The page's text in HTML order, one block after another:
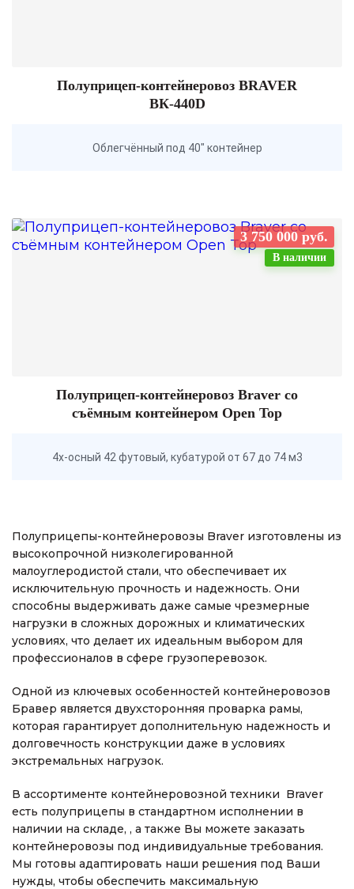
Полуприцеп-контейнеровоз BRAVER
BК-440D
Облегчённый под 40" контейнер
3 750 000 руб.
В наличии
Полуприцеп-контейнеровоз Braver со
съёмным контейнером Open Top
4х-осный 42 футовый, кубатурой от 67 до 74 м3
Полуприцепы-контейнеровозы Braver изготовлены из
высокопрочной низколегированной
малоуглеродистой стали, что обеспечивает их
исключительную прочность и надежность. Они
способны выдерживать даже самые чрезмерные
нагрузки в сложных дорожных и климатических
условиях, что делает их идеальным выбором для
профессионалов в сфере грузоперевозок.
Одной из ключевых особенностей контейнеровозов
Бравер является двухсторонняя проварка рамы,
которая гарантирует дополнительную надежность и
долговечность конструкции даже в условиях
экстремальных нагрузок.
В ассортименте контейнеровозной техники Braver
есть полуприцепы в стандартном исполнении в
наличии на складе, , а также Вы можете заказать
контейнеровозы под индивидуальные требования.
Мы готовы адаптировать наши решения под Ваши
нужды, чтобы обеспечить максимальную